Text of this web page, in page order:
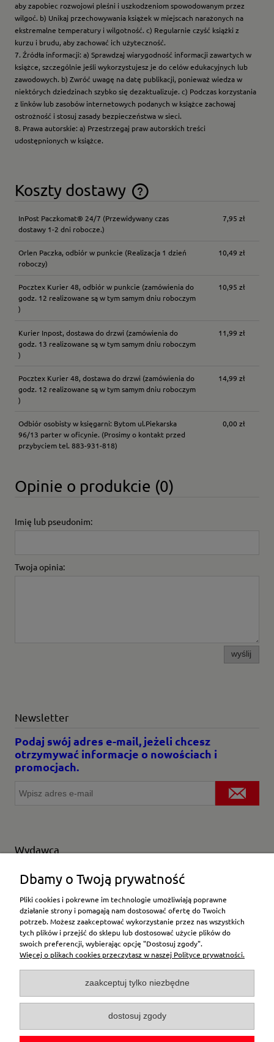
aby zapobiec rozwojowi pleśni i uszkodzeniom spowodowanym przez
wilgoć. b) Unikaj przechowywania książek w miejscach narażonych na
ekstremalne temperatury i wilgotność. c) Regularnie czyść książki z
kurzu i brudu, aby zachować ich użyteczność.
7. Źródła informacji: a) Sprawdzaj wiarygodność informacji zawartych w
książce, szczególnie jeśli wykorzystujesz je do celów edukacyjnych lub
zawodowych. b) Zwróć uwagę na datę publikacji, ponieważ wiedza w
niektórych dziedzinach szybko się dezaktualizuje. c) Podczas korzystania
z linków lub zasobów internetowych podanych w książce zachowaj
ostrożność i stosuj zasady bezpieczeństwa w sieci.
8. Prawa autorskie: a) Przestrzegaj praw autorskich treści
udostępnionych w książce.
Koszty dostawy
Cena nie zawiera ewentualnych kosztów płatności
InPost Paczkomat® 24/7 (Przewidywany czas
dostawy 1-2 dni robocze.)
7,95 zł
Orlen Paczka, odbiór w punkcie (Realizacja 1 dzień
roboczy)
10,49 zł
Pocztex Kurier 48, odbiór w punkcie (zamówienia do
godz. 12 realizowane są w tym samym dniu roboczym
)
10,95 zł
Kurier Inpost, dostawa do drzwi (zamówienia do
godz. 13 realizowane są w tym samym dniu roboczym
)
11,99 zł
Pocztex Kurier 48, dostawa do drzwi (zamówienia do
godz. 12 realizowane są w tym samym dniu roboczym
)
14,99 zł
Odbiór osobisty w księgarni: Bytom ul.Piekarska
96/13 parter w oficynie. (Prosimy o kontakt przed
przybyciem tel. 883-931-818)
0,00 zł
Opinie o produkcie (0)
Imię lub pseudonim:
Twoja opinia:
wyślij
Newsletter
Podaj swój adres e-mail, jeżeli chcesz
otrzymywać informacje o nowościach i
promocjach.
Wydawca
Wybierz producenta
Moje konto
Płatności i dostawa
Pomoc
O firmie
Dbamy o Twoją prywatność
Pliki cookies i pokrewne im technologie umożliwiają poprawne
działanie strony i pomagają nam dostosować ofertę do Twoich
potrzeb. Możesz zaakceptować wykorzystanie przez nas wszystkich
tych plików i przejść do sklepu lub dostosować użycie plików do
swoich preferencji, wybierając opcję "Dostosuj zgody".
Więcej o plikach cookies przeczytasz w naszej Polityce prywatności.
zaakceptuj tylko niezbędne
dostosuj zgody